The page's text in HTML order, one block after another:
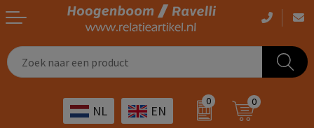
NL EN
0 0
Giveaways
Werkkleding
Outdoor artikelen bedrukken
Transport